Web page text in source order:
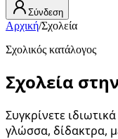
Σύνδεση
Αρχική/Σχολεία
Σχολικός κατάλογος
Σχολεία
Συγκρίνετε
γλώσσα, δίδακτρα,